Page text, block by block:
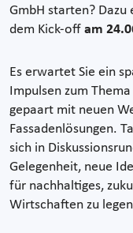
GmbH starten?
dem Kick-off am
Es erwartet Sie ein
Impulsen zum
gepaart mit neuen
Fassadenlösungen.
sich in
Gelegenheit, neue
für nachhaltiges,
Wirtschaften zu